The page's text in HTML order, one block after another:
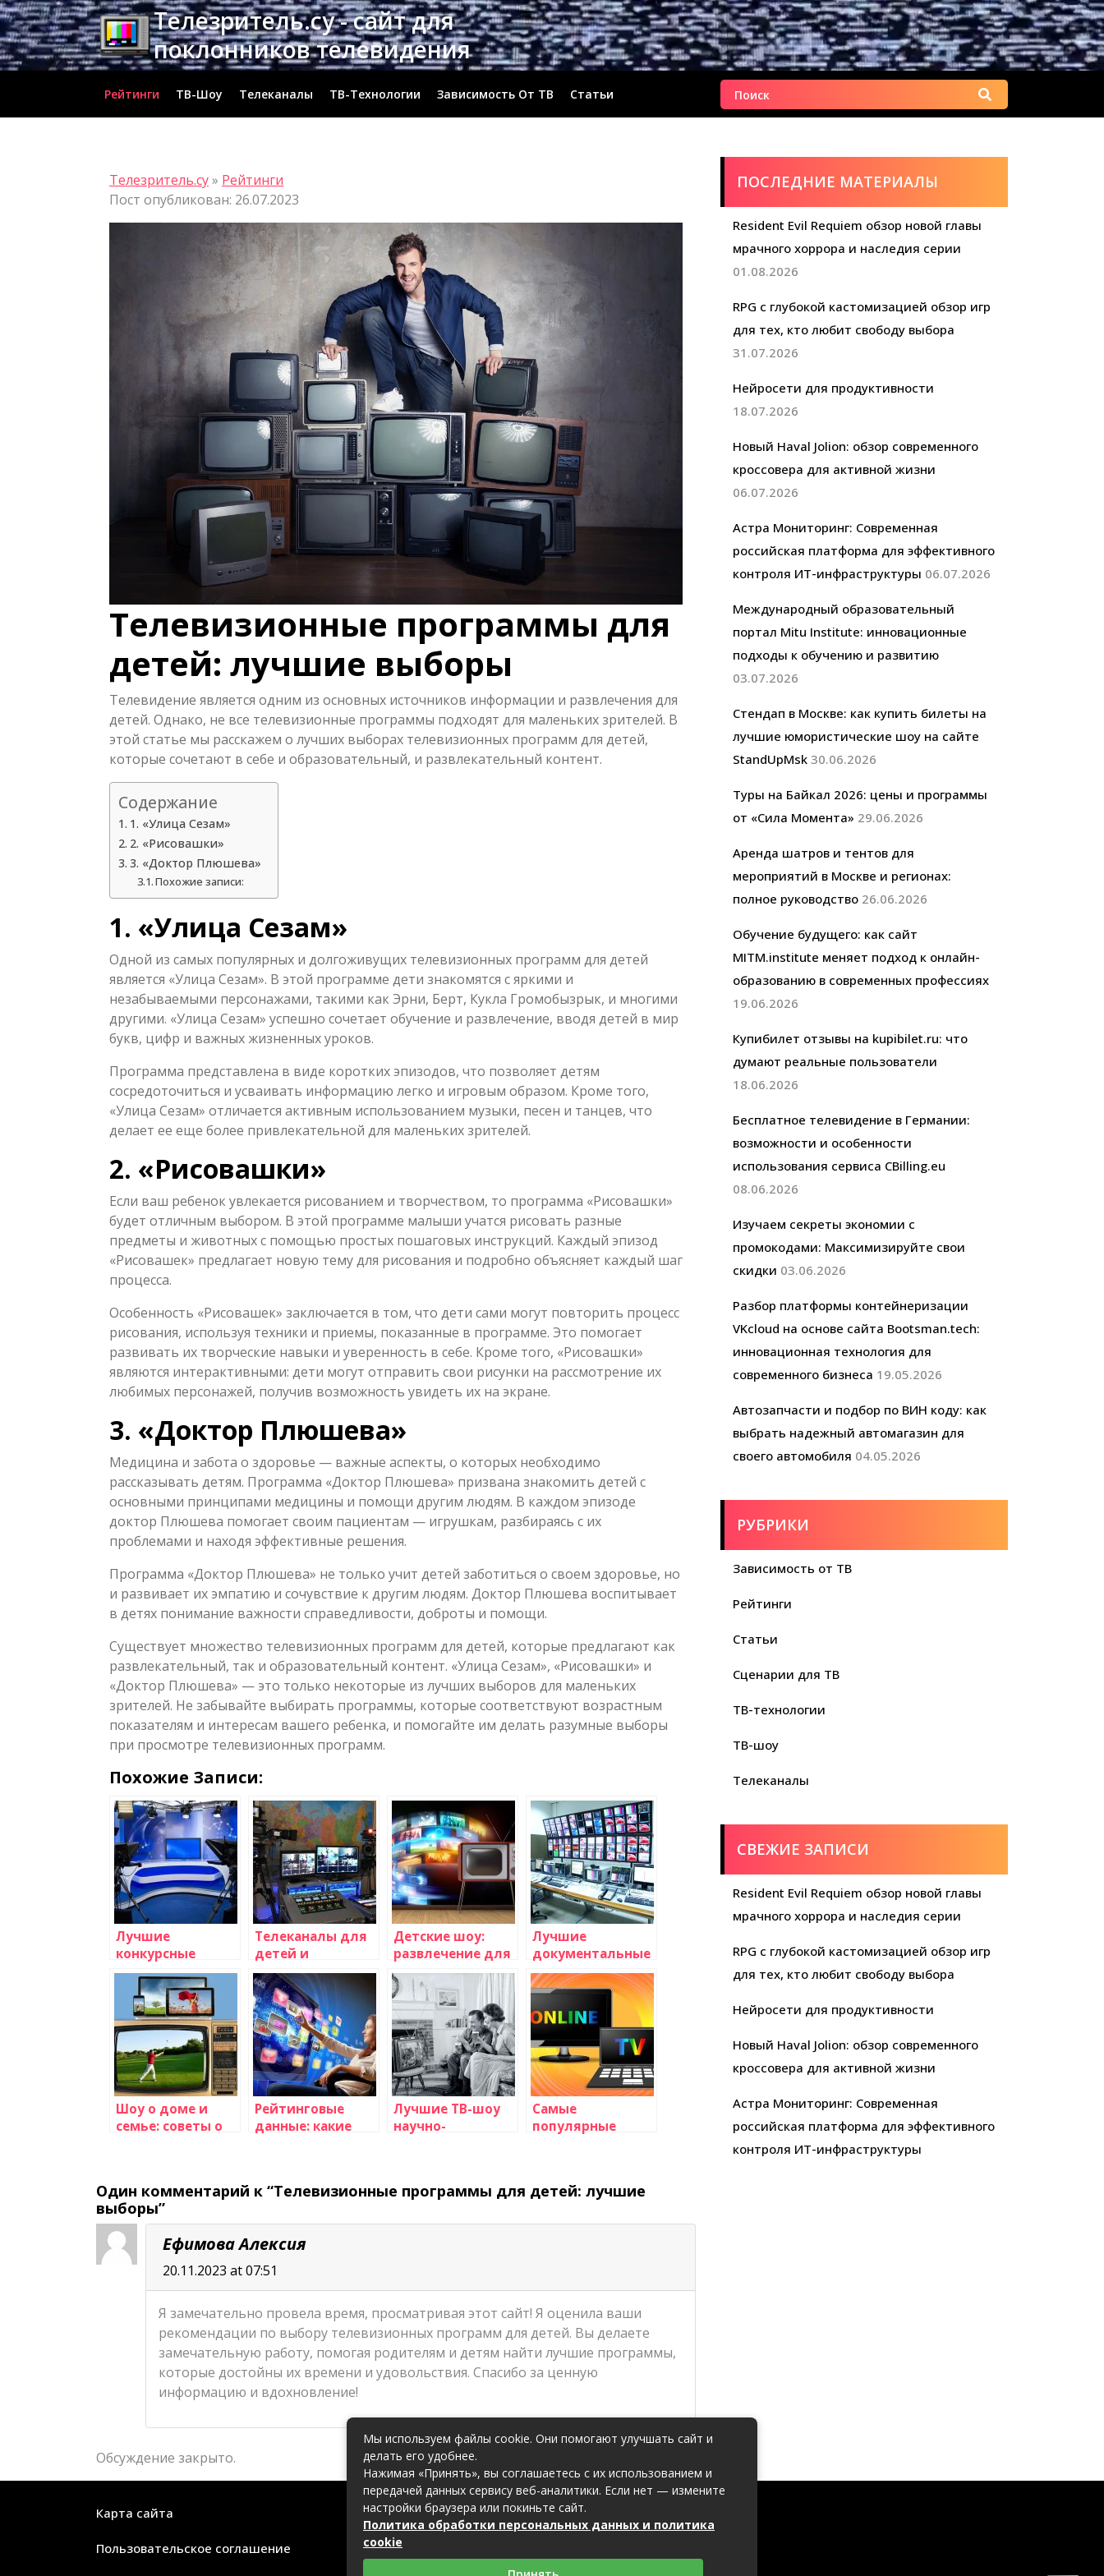
Перейти
к
содержимому
Телезритель.су - сайт для
поклонников телевидения
Рейтинги ТВ-Шоу Телеканалы ТВ-Технологии Зависимость От ТВ Статьи Найти:
Телезритель.су» Рейтинги
Пост опубликован: 26.07.2023
Телевизионные программы для
детей: лучшие выборы
Телевидение является одним из основных источников информации и развлечения для
детей. Однако, не все телевизионные программы подходят для маленьких зрителей. В
этой статье мы расскажем о лучших выборах телевизионных программ для детей,
которые сочетают в себе и образовательный, и развлекательный контент.
Содержание
1. «Улица Сезам»
2. «Рисовашки»
3. «Доктор Плюшева»
Похожие записи:
1. «Улица Сезам»
Одной из самых популярных и долгоживущих телевизионных программ для детей
является «Улица Сезам». В этой программе дети знакомятся с яркими и
незабываемыми персонажами, такими как Эрни, Берт, Кукла Громобызрык, и многими
другими. «Улица Сезам» успешно сочетает обучение и развлечение, вводя детей в мир
букв, цифр и важных жизненных уроков.
Программа представлена в виде коротких эпизодов, что позволяет детям
сосредоточиться и усваивать информацию легко и игровым образом. Кроме того,
«Улица Сезам» отличается активным использованием музыки, песен и танцев, что
делает ее еще более привлекательной для маленьких зрителей.
2. «Рисовашки»
Если ваш ребенок увлекается рисованием и творчеством, то программа «Рисовашки»
будет отличным выбором. В этой программе малыши учатся рисовать разные
предметы и животных с помощью простых пошаговых инструкций. Каждый эпизод
«Рисовашек» предлагает новую тему для рисования и подробно объясняет каждый шаг
процесса.
Особенность «Рисовашек» заключается в том, что дети сами могут повторить процесс
рисования, используя техники и приемы, показанные в программе. Это помогает
развивать их творческие навыки и уверенность в себе. Кроме того, «Рисовашки»
являются интерактивными: дети могут отправить свои рисунки на рассмотрение их
любимых персонажей, получив возможность увидеть их на экране.
3. «Доктор Плюшева»
Медицина и забота о здоровье — важные аспекты, о которых необходимо
рассказывать детям. Программа «Доктор Плюшева» призвана знакомить детей с
основными принципами медицины и помощи другим людям. В каждом эпизоде
доктор Плюшева помогает своим пациентам — игрушкам, разбираясь с их
проблемами и находя эффективные решения.
Программа «Доктор Плюшева» не только учит детей заботиться о своем здоровье, но
и развивает их эмпатию и сочувствие к другим людям. Доктор Плюшева воспитывает
в детях понимание важности справедливости, доброты и помощи.
Существует множество телевизионных программ для детей, которые предлагают как
развлекательный, так и образовательный контент. «Улица Сезам», «Рисовашки» и
«Доктор Плюшева» — это только некоторые из лучших выборов для маленьких
зрителей. Не забывайте выбирать программы, которые соответствуют возрастным
показателям и интересам вашего ребенка, и помогайте им делать разумные выборы
при просмотре телевизионных программ.
Похожие Записи:
Лучшие
конкурсные
программы:
выбор зрителей
Телеканалы для
детей и
семейного
просмотра
Детские шоу:
развлечение для
наших маленьких
зрителей
Лучшие
документальные
телепрограммы:
выбираем вместе
Шоу о доме и
семье: советы о
детей
Рейтинговые
данные: какие
Лучшие ТВ-шоу
научно-
Самые
популярные
Один комментарий к “Телевизионные программы для детей: лучшие
выборы”
Ефимова Алексия
20.11.2023 at 07:51
Я замечательно провела время, просматривая этот сайт! Я оценила ваши
рекомендации по выбору телевизионных программ для детей. Вы делаете
замечательную работу, помогая родителям и детям найти лучшие программы,
которые достойны их времени и удовольствия. Спасибо за ценную
информацию и вдохновление!
Обсуждение закрыто.
ПОСЛЕДНИЕ МАТЕРИАЛЫ
Resident Evil Requiem обзор новой главы
мрачного хоррора и наследия серии
01.08.2026
RPG с глубокой кастомизацией обзор игр
для тех, кто любит свободу выбора
31.07.2026
Нейросети для продуктивности
18.07.2026
Новый Haval Jolion: обзор современного
кроссовера для активной жизни
06.07.2026
Астра Мониторинг: Современная
российская платформа для эффективного
контроля ИТ-инфраструктуры 06.07.2026
Международный образовательный
портал Mitu Institute: инновационные
подходы к обучению и развитию
03.07.2026
Стендап в Москве: как купить билеты на
лучшие юмористические шоу на сайте
StandUpMsk 30.06.2026
Туры на Байкал 2026: цены и программы
от «Сила Момента» 29.06.2026
Аренда шатров и тентов для
мероприятий в Москве и регионах:
полное руководство 26.06.2026
Обучение будущего: как сайт
MITM.institute меняет подход к онлайн-
образованию в современных профессиях
19.06.2026
Купибилет отзывы на kupibilet.ru: что
думают реальные пользователи
18.06.2026
Бесплатное телевидение в Германии:
возможности и особенности
использования сервиса CBilling.eu
08.06.2026
Изучаем секреты экономии с
промокодами: Максимизируйте свои
скидки 03.06.2026
Разбор платформы контейнеризации
VKcloud на основе сайта Bootsman.tech:
инновационная технология для
современного бизнеса 19.05.2026
Автозапчасти и подбор по ВИН коду: как
выбрать надежный автомагазин для
своего автомобиля 04.05.2026
РУБРИКИ
Зависимость от ТВ
Рейтинги
Статьи
Сценарии для ТВ
ТВ-технологии
ТВ-шоу
Телеканалы
СВЕЖИЕ ЗАПИСИ
Resident Evil Requiem обзор новой главы
мрачного хоррора и наследия серии
RPG с глубокой кастомизацией обзор игр
для тех, кто любит свободу выбора
Нейросети для продуктивности
Новый Haval Jolion: обзор современного
кроссовера для активной жизни
Астра Мониторинг: Современная
российская платформа для эффективного
контроля ИТ-инфраструктуры
Карта сайта
Пользовательское соглашение
Мы используем файлы cookie. Они помогают улучшать сайт и
делать его удобнее.
Нажимая «Принять», вы соглашаетесь с их использованием и
передачей данных сервису веб-аналитики. Если нет — измените
настройки браузера или покиньте сайт.
Политика обработки персональных данных и политика
cookie